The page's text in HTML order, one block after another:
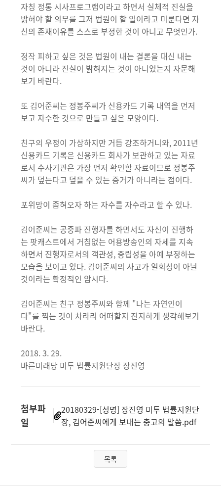
자칭 정통 시사프로그램이라고 하면서 실체적 진실을
밝혀야 할 의무를 그저 법원이 할 일이라고 미룬다면 자
신의 존재이유를 스스로 부정한 것이 아니고 무엇인가.
정작 피하고 싶은 것은 법원이 내는 결론을 대신 내는
것이 아니라 진실이 밝혀지는 것이 아니었는지 자문해
보기 바란다.
또 김어준씨는 정봉주씨가 신용카드 기록 내역을 먼저
보고 자수한 것으로 만들고 싶은 모양이다.
친구의 우정이 가상하지만 거듭 강조하거니와, 2011년
신용카드 기록은 신용카드 회사가 보관하고 있는 자료
로서 수사기관은 가장 먼저 확인할 자료이므로 정봉주
씨가 덮는다고 덮을 수 있는 증거가 아니라는 점이다.
포위망이 좁혀오자 하는 자수를 자수라고 할 수 있나.
김어준씨는 공중파 진행자를 하면서도 자신이 진행하
는 팟캐스트에서 거침없는 어용방송인의 자세를 지속
하면서 진행자로서의 객관성, 중립성을 아예 부정하는
모습을 보이고 있다. 김어준씨의 사고가 일회성이 아닐
것이라는 확정적인 암시다.
김어준씨는 친구 정봉주씨와 함께 "나는 자연인이
다"를 찍는 것이 차라리 어떠할지 진지하게 생각해보기
바란다.
2018. 3. 29.
바른미래당 미투 법률지원단장 장진영
첨부파
일
20180329-[성명] 장진영 미투 법률지원단
장, 김어준씨에게 보내는 충고의 말씀.pdf
목록